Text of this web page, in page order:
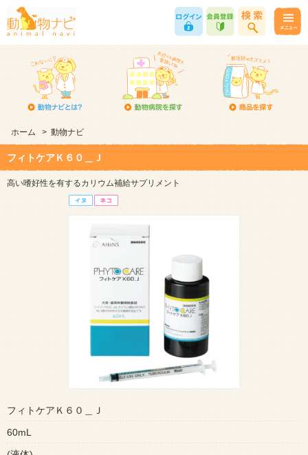
ホーム > 動物ナビ
フィトケアＫ６０＿Ｊ
高い嗜好性を有するカリウム補給サプリメント
フィトケアＫ６０＿Ｊ
60mL